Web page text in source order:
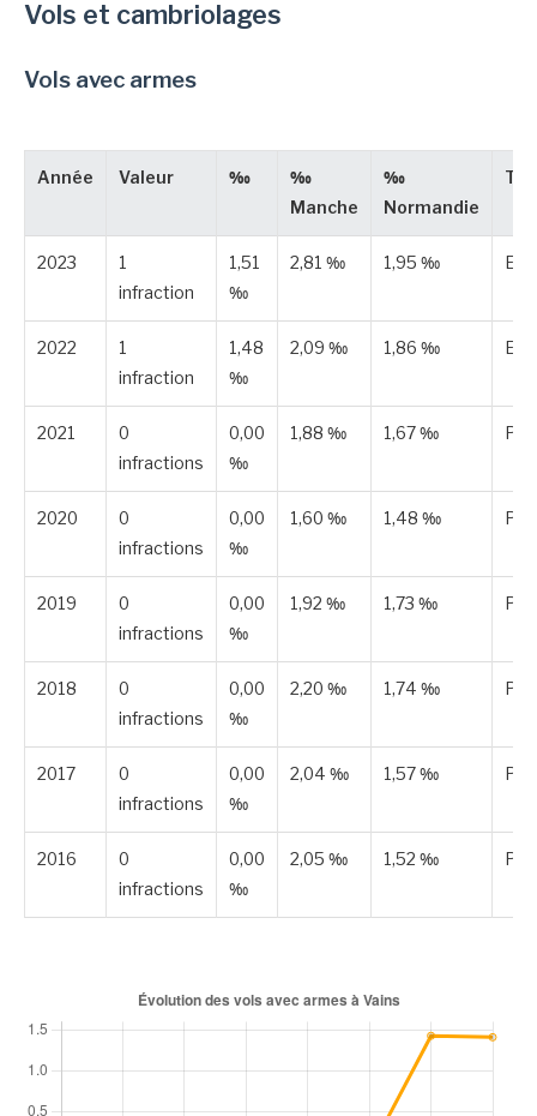
Vols et cambriolages
Vols avec armes
Année Valeur ‰
‰
Manche
‰
Normandie
2023
1
infraction
1,51
‰
2,81 ‰ 1,95 ‰
2022
1
infraction
1,48
‰
2,09 ‰ 1,86 ‰
2021
0
infractions
0,00
‰
1,88 ‰ 1,67 ‰
2020
0
infractions
0,00
‰
1,60 ‰ 1,48 ‰
2019
0
infractions
0,00
‰
1,92 ‰ 1,73 ‰
2018
0
infractions
0,00
‰
2,20 ‰ 1,74 ‰
2017
0
infractions
0,00
‰
2,04 ‰ 1,57 ‰
2016
0
infractions
0,00
‰
2,05 ‰ 1,52 ‰